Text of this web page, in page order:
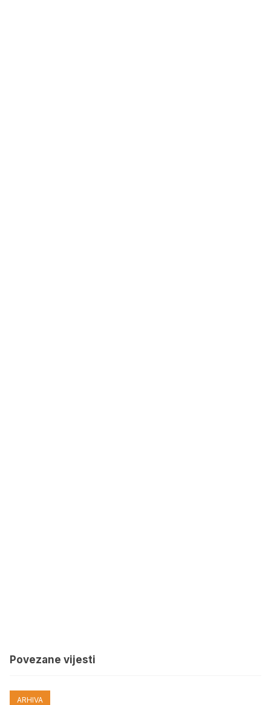
Povezane vijesti
ARHIVA